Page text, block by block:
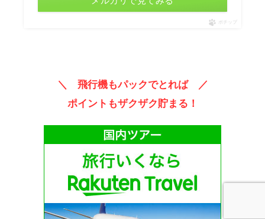
ポチップ
＼ 飛行機もパックでとれば ／
ポイントもザクザク貯まる！